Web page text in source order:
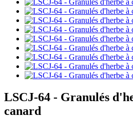
LSCJ-64 - Granulés
canard